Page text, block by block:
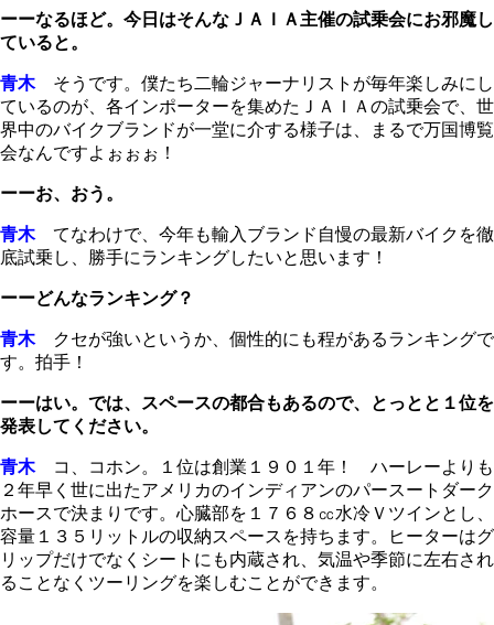
ーーなるほど。今日はそんなＪＡＩＡ主催の試乗会にお邪魔し
ていると。
青木そうです。僕たち二輪ジャーナリストが毎年楽しみにし
ているのが、各インポーターを集めたＪＡＩＡの試乗会で、世
界中のバイクブランドが一堂に介する様子は、まるで万国博覧
会なんですよぉぉぉ！
ーーお、おう。
青木てなわけで、今年も輸入ブランド自慢の最新バイクを徹
底試乗し、勝手にランキングしたいと思います！
ーーどんなランキング？
青木クセが強いというか、個性的にも程があるランキングで
す。拍手！
ーーはい。では、スペースの都合もあるので、とっとと１位を
発表してください。
青木コ、コホン。１位は創業１９０１年！ ハーレーよりも
２年早く世に出たアメリカのインディアンのパースートダーク
ホースで決まりです。心臓部を１７６８㏄水冷Ｖツインとし、
容量１３５リットルの収納スペースを持ちます。ヒーターはグ
リップだけでなくシートにも内蔵され、気温や季節に左右され
ることなくツーリングを楽しむことができます。